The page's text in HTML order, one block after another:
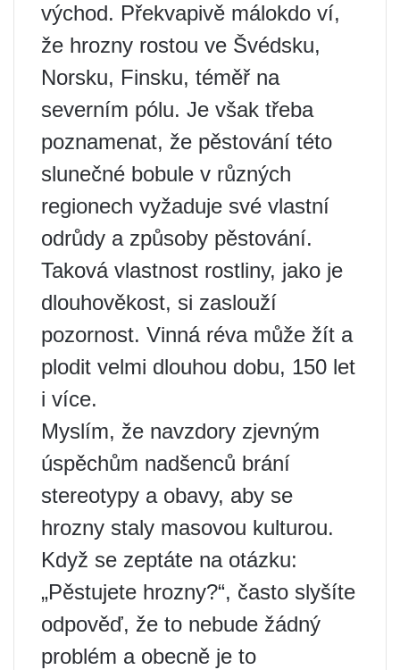
východ. Překvapivě málokdo ví,
že hrozny rostou ve Švédsku,
Norsku, Finsku, téměř na
severním pólu. Je však třeba
poznamenat, že pěstování této
slunečné bobule v různých
regionech vyžaduje své vlastní
odrůdy a způsoby pěstování.
Taková vlastnost rostliny, jako je
dlouhověkost, si zaslouží
pozornost. Vinná réva může žít a
plodit velmi dlouhou dobu, 150 let
i více.
Myslím, že navzdory zjevným
úspěchům nadšenců brání
stereotypy a obavy, aby se
hrozny staly masovou kulturou.
Když se zeptáte na otázku:
„Pěstujete hrozny?“, často slyšíte
odpověď, že to nebude žádný
problém a obecně je to